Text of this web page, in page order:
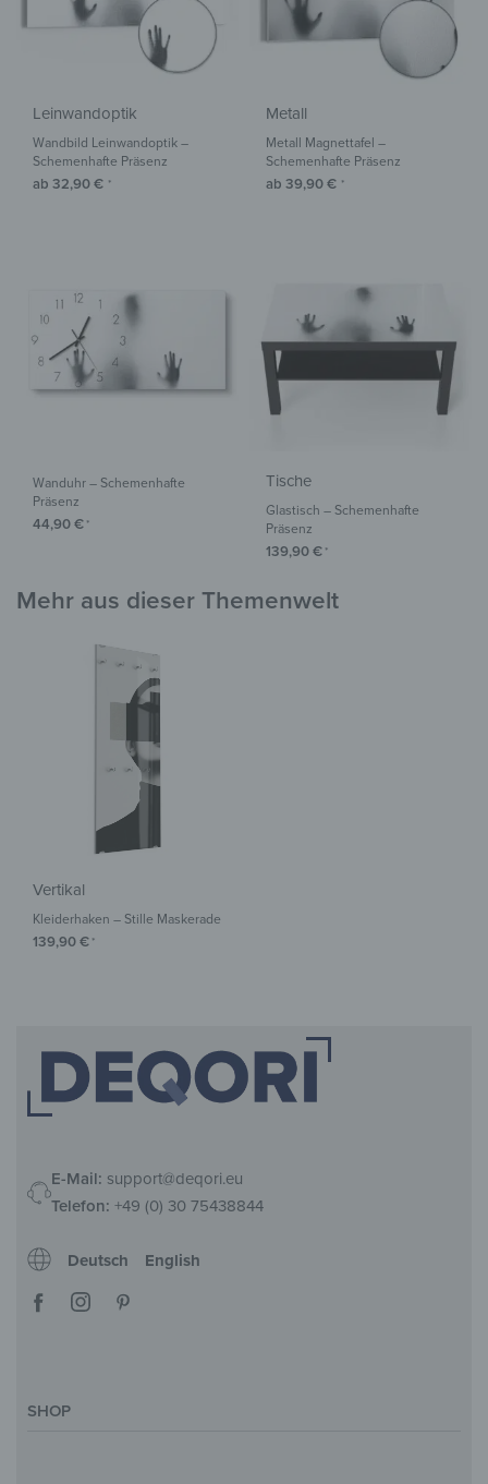
Leinwandoptik
Wandbild Leinwandoptik –
Schemenhafte Präsenz
ab 32,90€ *
Metall
Metall Magnettafel –
Schemenhafte Präsenz
ab 39,90€ *
Wanduhr – Schemenhafte
Präsenz
44,90€ *
Tische
Glastisch – Schemenhafte
Präsenz
139,90€ *
Mehr aus dieser Themenwelt
Vertikal
Kleiderhaken – Stille Maskerade
139,90€ *
E-Mail: support@deqori.eu
Telefon: +49 (0) 30 75438844
Deutsch English
SHOP